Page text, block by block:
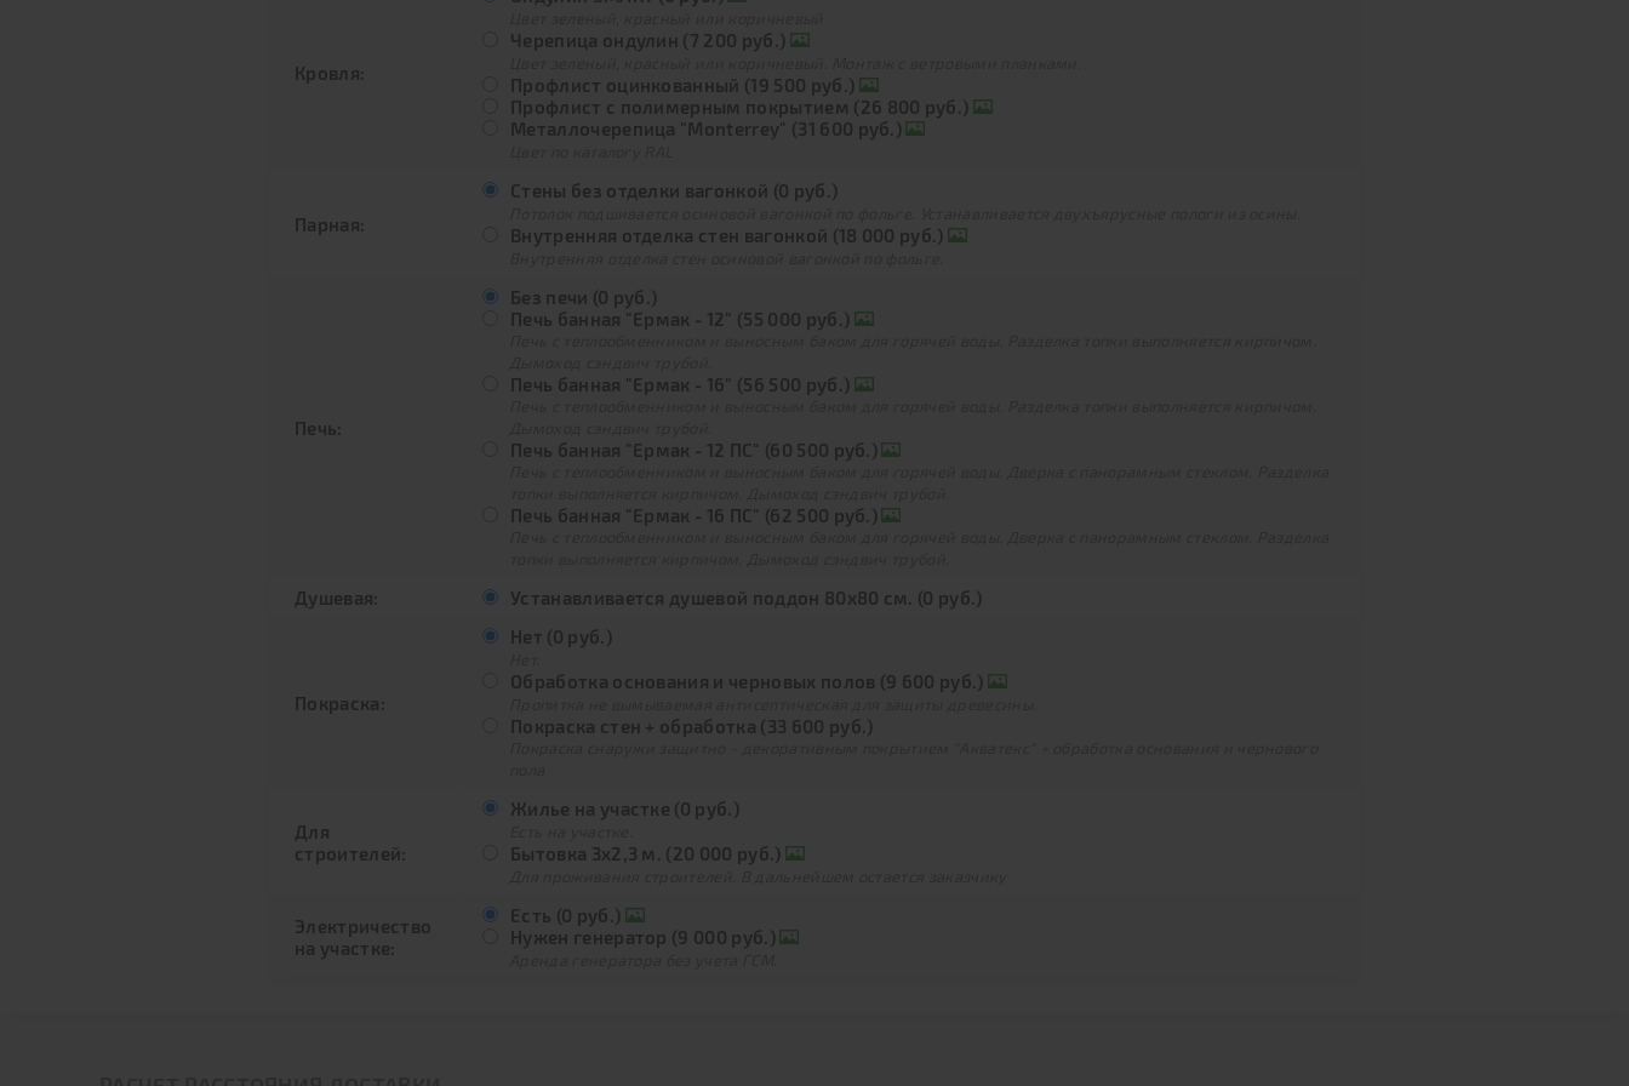
Кровля:
Черепица ондулин (7 200 руб.)
Профлист оцинкованный (19 500 руб.)
Профлист с полимерным покрытием (26 800 руб.)
Металлочерепица "Monterrey" (31 600 руб.)
Парная:
Стены без отделки вагонкой (0 руб.)
Внутренняя отделка стен вагонкой (18 000 руб.)
Печь:
Без печи (0 руб.)
Печь банная "Ермак - 12" (55 000 руб.)
Печь банная "Ермак - 16" (56 500 руб.)
Печь банная "Ермак - 12 ПС" (60 500 руб.)
Печь банная "Ермак - 16 ПС" (62 500 руб.)
Душевая: Устанавливается душевой поддон 80х80 см. (0 руб.)
Покраска:
Нет (0 руб.)
Обработка основания и черновых полов (9 600 руб.)
Покраска стен + обработка (33 600 руб.)
Для
строителей:
Жилье на участке (0 руб.)
Бытовка 3х2,3 м. (20 000 руб.)
Электричество
на участке:
Есть (0 руб.)
Нужен генератор (9 000 руб.)